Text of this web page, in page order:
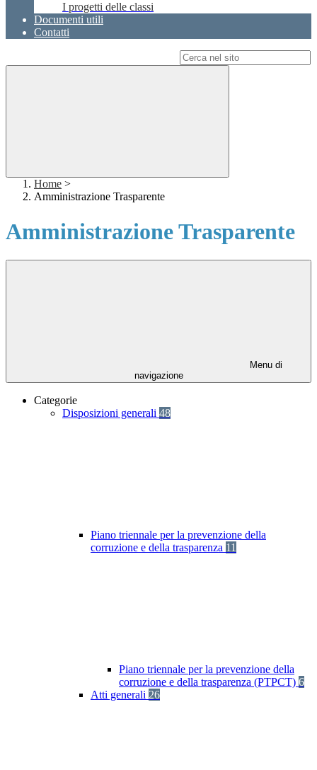
I progetti delle classi
Documenti utili
Contatti
Home >
Amministrazione Trasparente
Amministrazione Trasparente
Menu di
navigazione
Categorie
Disposizioni generali 48
Piano triennale per la prevenzione della
corruzione e della trasparenza 11
Piano triennale per la prevenzione della
corruzione e della trasparenza (PTPCT) 6
Atti generali 26